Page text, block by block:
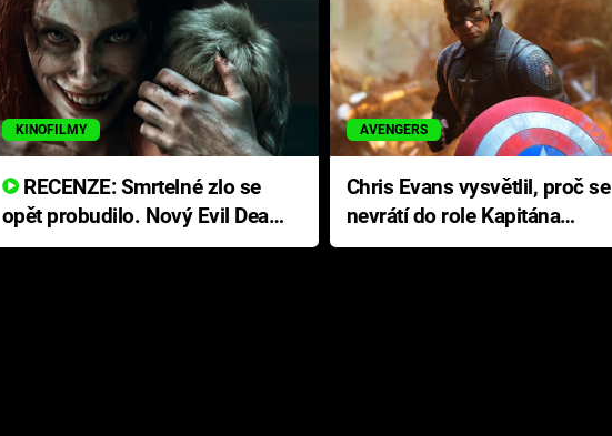
KINOFILMY
RECENZE: Smrtelné zlo se
opět probudilo. Nový Evil Dead
přichází s neodolatelnou
AVENGERS
Chris Evans vysvětlil, proč se
nevrátí do role Kapitána
Ameriky